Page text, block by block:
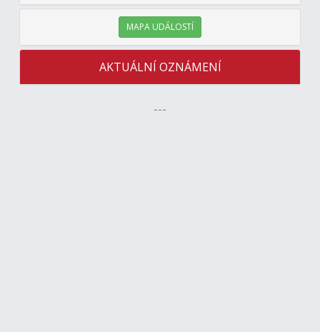
MAPA UDÁLOSTÍ
AKTUÁLNÍ OZNÁMENÍ
---